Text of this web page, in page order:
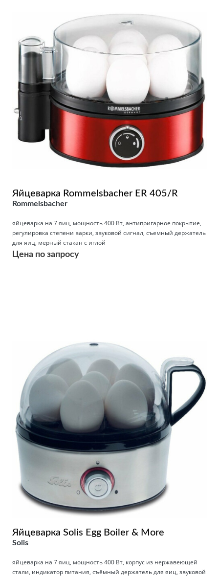
Яйцеварка Rommelsbacher ER 405/R
Rommelsbacher
яйцеварка на 7 яиц, мощность 400 Вт, антипригарное покрытие,
регулировка степени варки, звуковой сигнал, съемный держатель
для яиц, мерный стакан с иглой
Цена по запросу
Яйцеварка Solis Egg Boiler & More
Solis
яйцеварка на 7 яиц, мощность 400 Вт, корпус из нержавеющей
стали, индикатор питания, съёмный держатель для яиц, звуковой